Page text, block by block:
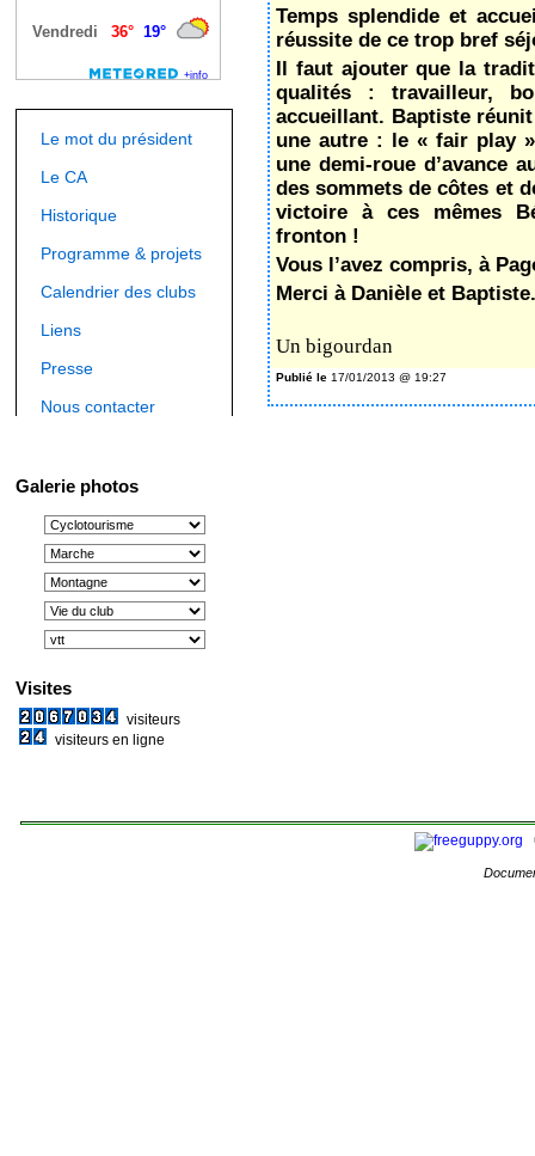
Le mot du président
Le CA
Historique
Programme & projets
Calendrier des clubs
Liens
Presse
Nous contacter
Galerie photos
Visites
visiteurs
visiteurs en ligne
Temps splendide et
réussite de ce trop bref
Il faut ajouter que la
qualités : travailleur,
accueillant. Baptiste
une autre : le « fair play
une demi-roue d’avance
des sommets de côtes et
victoire à ces mêmes
fronton !
Vous l’avez compris, à
Merci à Danièle et Baptiste.
Un bigourdan
Publié le 17/01/2013 @ 19:27